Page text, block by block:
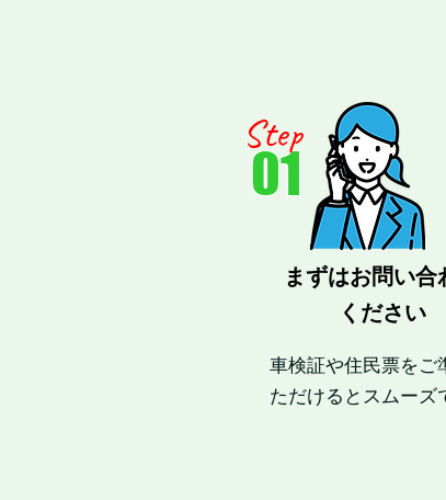
01
Step
まずはお問い合
ください
車検証や住民票をご
ただけるとスムーズ